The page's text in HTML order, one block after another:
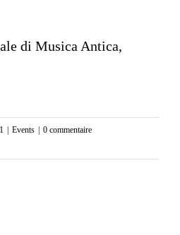
di Musica Antica,
| Events | 0 commentaire